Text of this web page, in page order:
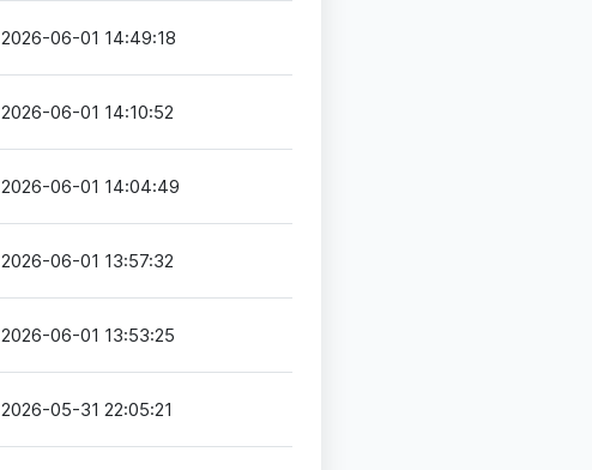
2026-06-01 14:49:18
2026-06-01 14:10:52
2026-06-01 14:04:49
2026-06-01 13:57:32
2026-06-01 13:53:25
2026-05-31 22:05:21